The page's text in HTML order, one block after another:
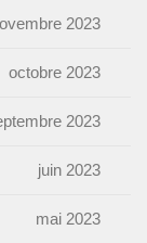
2023
octobre 2023
2023
juin 2023
mai 2023